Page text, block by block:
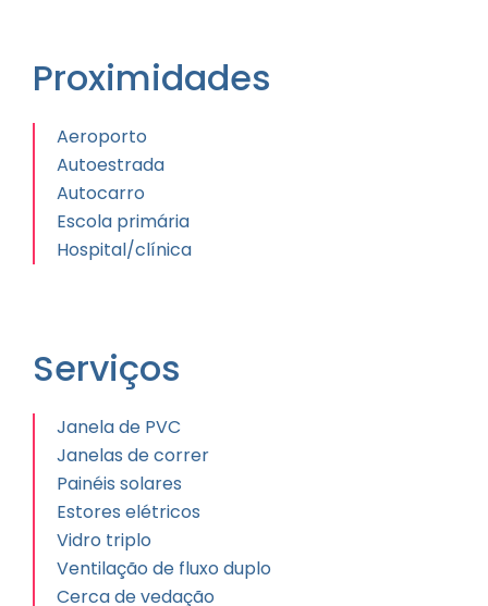
Proximidades
Aeroporto
Autoestrada
Autocarro
Escola primária
Hospital/clínica
Serviços
Janela de PVC
Janelas de correr
Painéis solares
Estores elétricos
Vidro triplo
Ventilação de fluxo duplo
Cerca de vedação